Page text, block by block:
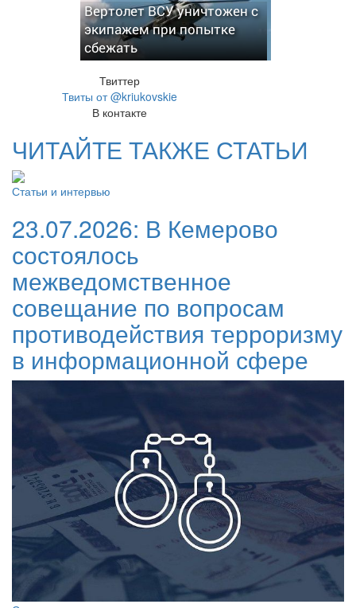
Вертолет ВСУ уничтожен с
экипажем при попытке
сбежать
Твиттер
Твиты от @kriukovskie
В контакте
ЧИТАЙТЕ ТАКЖЕ СТАТЬИ
Статьи и интервью
23.07.2026: В Кемерово
состоялось
межведомственное
совещание по вопросам
противодействия терроризму
в информационной сфере